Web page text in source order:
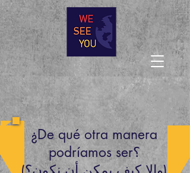
¿De qué otra manera
podríamos ser؟